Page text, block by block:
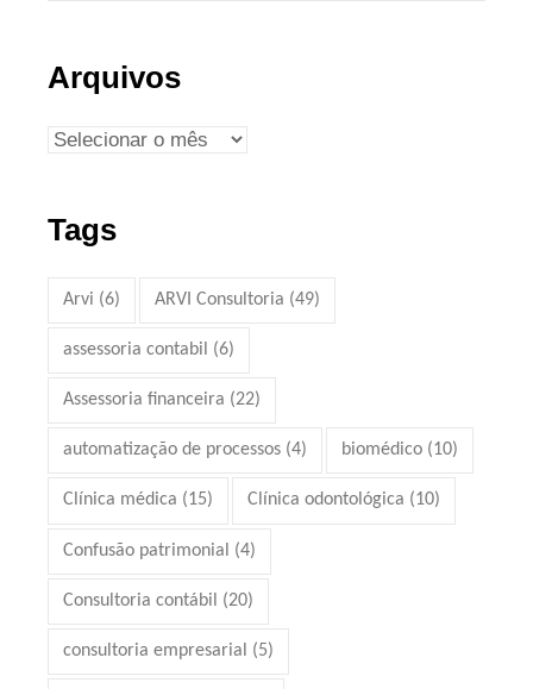
Arquivos
Tags
Arvi (6) ARVI Consultoria (49)
assessoria contabil (6)
Assessoria financeira (22)
automatização de processos (4) biomédico (10)
Clínica médica (15) Clínica odontológica (10)
Confusão patrimonial (4)
Consultoria contábil (20)
consultoria empresarial (5)